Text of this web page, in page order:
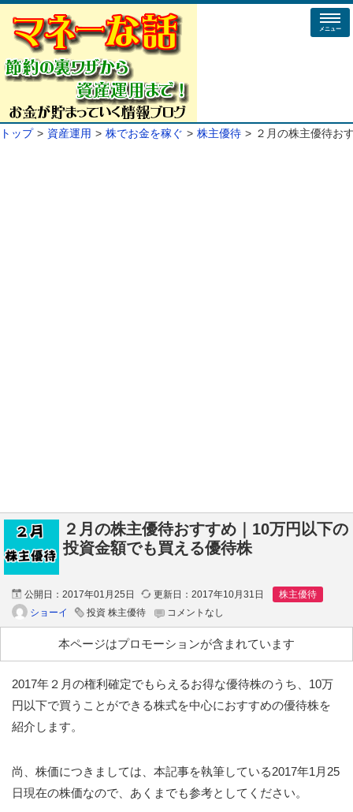
メニュー
トップ 資産運用 株でお金を稼ぐ 株主優待 ２月の株主優待お
２月の株主優待おすすめ｜10万円以下の
投資金額でも買える優待株
公開日： 2017年01月25日 更新日： 2017年10月31日
株主優待
ショーイ
投資 株主優待 コメントなし
本ページはプロモーションが含まれています
2017年２月の権利確定でもらえるお得な優待株のうち、10万
円以下で買うことができる株式を中心におすすめの優待株を
紹介します。
尚、株価につきましては、本記事を執筆している2017年1月25
日現在の株価なので、あくまでも参考としてください。